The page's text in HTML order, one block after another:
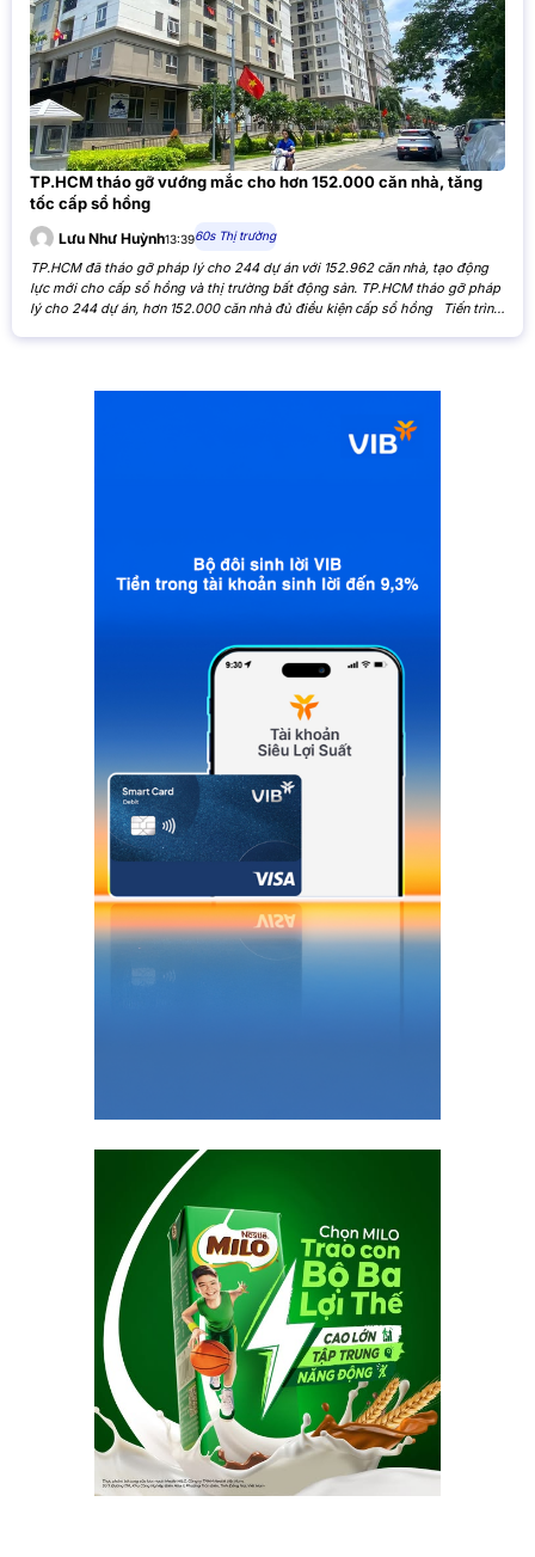
TP.HCM tháo gỡ vướng mắc cho hơn 152.000 căn nhà, tăng
tốc cấp sổ hồng
Lưu Như Huỳnh13:3960s Thị trường
TP.HCM đã tháo gỡ pháp lý cho 244 dự án với 152.962 căn nhà, tạo động
lực mới cho cấp sổ hồng và thị trường bất động sản. TP.HCM tháo gỡ pháp
lý cho 244 dự án, hơn 152.000 căn nhà đủ điều kiện cấp sổ hồng Tiến trình